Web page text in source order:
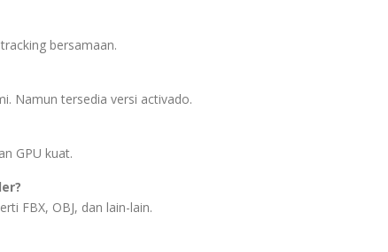
bersamaan.
Namun tersedia versi activado.
GPU kuat.
FBX, OBJ, dan lain-lain.